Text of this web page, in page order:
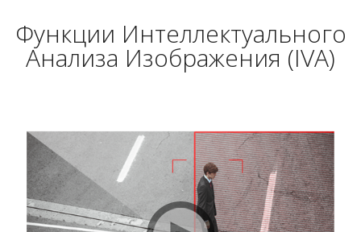
Функции Интеллектуального
Анализа Изображения (IVA)